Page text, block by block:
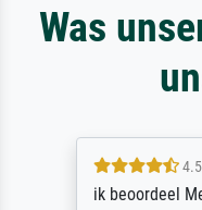
Was
4.5
ik beoordeel